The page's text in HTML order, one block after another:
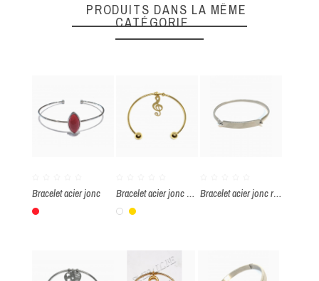
PRODUITS DANS LA MÊME
CATÉGORIE
Bracelet acier jonc
Rouge
Bracelet acier jonc note de musique
Blanc
Or
Bracelet acier jonc rectangulaire à graver